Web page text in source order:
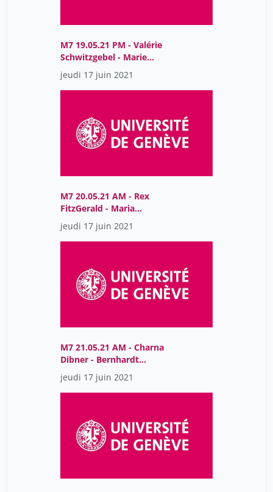
M7 19.05.21 PM - Valérie
Schwitzgebel - Marie
Cohen
jeudi 17 juin 2021
M7 20.05.21 AM - Rex
FitzGerald - Maria
Mavromati
jeudi 17 juin 2021
M7 21.05.21 AM - Charna
Dibner - Bernhardt
Wehrle-Haller
jeudi 17 juin 2021